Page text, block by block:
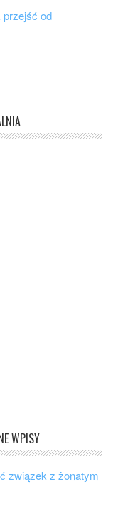
przejść od
WPISY
związek z żonatym